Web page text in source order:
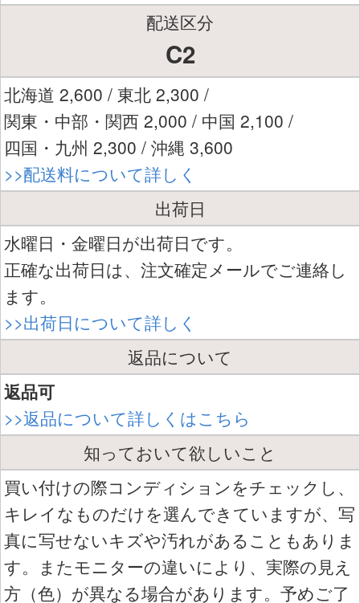
配送区分
C2
北海道 2,600 / 東北 2,300 /
関東・中部・関西 2,000 / 中国 2,100 /
四国・九州 2,300 / 沖縄 3,600
>>配送料について詳しく
出荷日
水曜日・金曜日が出荷日です。
正確な出荷日は、注文確定メールでご連絡し
ます。
>>出荷日について詳しく
返品について
返品可
>>返品について詳しくはこちら
知っておいて欲しいこと
買い付けの際コンディションをチェックし、
キレイなものだけを選んできていますが、写
真に写せないキズや汚れがあることもありま
す。またモニターの違いにより、実際の見え
方（色）が異なる場合があります。予めご了